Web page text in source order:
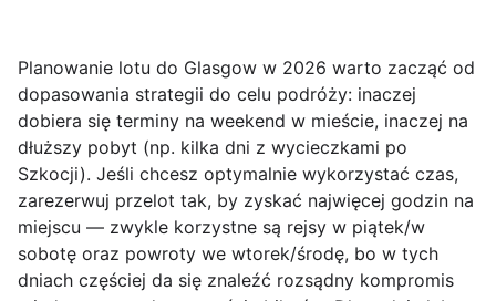
Planowanie lotu do Glasgow w 2026 warto zacząć od
dopasowania strategii do celu podróży: inaczej
dobiera się terminy na weekend w mieście, inaczej na
dłuższy pobyt (np. kilka dni z wycieczkami po
Szkocji). Jeśli chcesz optymalnie wykorzystać czas,
zarezerwuj przelot tak, by zyskać najwięcej godzin na
miejscu — zwykle korzystne są rejsy w piątek/w
sobotę oraz powroty we wtorek/środę, bo w tych
dniach częściej da się znaleźć rozsądny kompromis